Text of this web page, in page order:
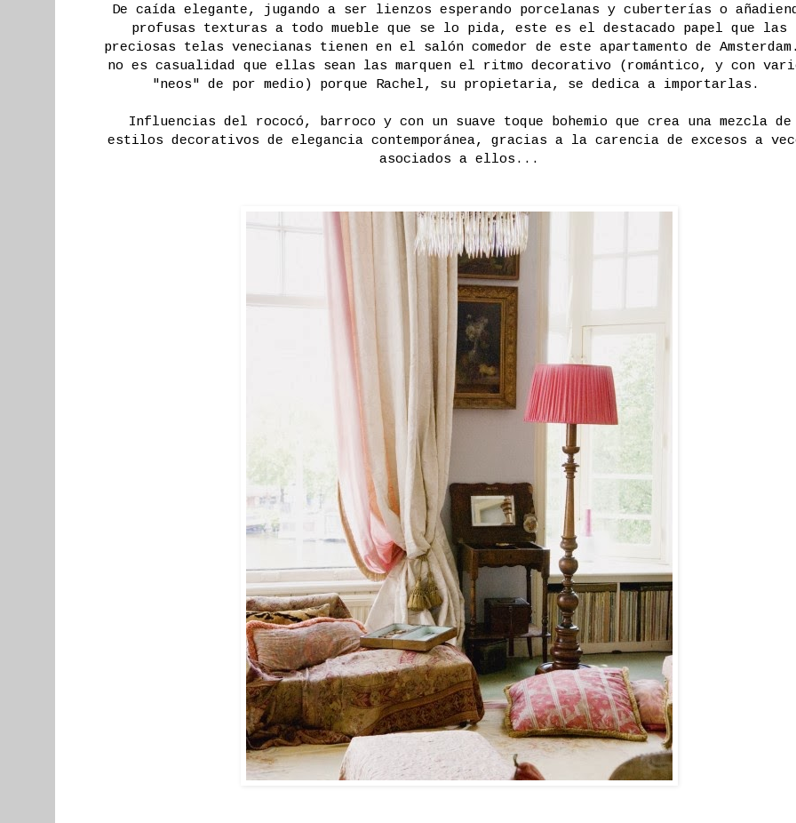
De caída elegante, jugando a ser lienzos esperando porcelanas y cuberterías o
profusas texturas a todo mueble que se lo pida, este es el destacado papel que las
preciosas telas venecianas tienen en el salón comedor de este apartamento de
no es casualidad que ellas sean las marquen el ritmo decorativo (romántico, y con
"neos" de por medio) porque Rachel, su propietaria, se dedica a importarlas.
Influencias del rococó, barroco y con un suave toque bohemio que crea una mezcla de
estilos decorativos de elegancia contemporánea, gracias a la carencia de excesos a
asociados a ellos...